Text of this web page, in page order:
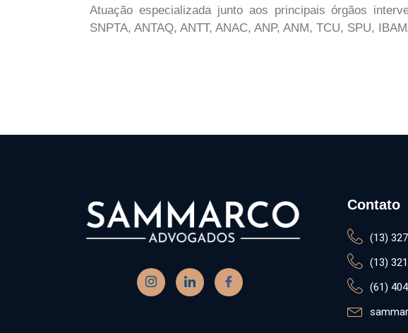
Atuação especializada junto aos principais órgãos
SNPTA, ANTAQ, ANTT, ANAC, ANP, ANM, TCU, SPU,
Contato
(13)
(13)
(61)